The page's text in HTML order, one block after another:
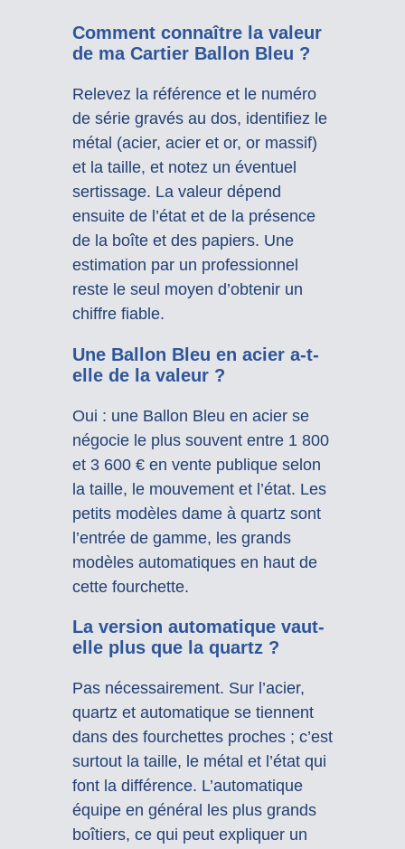
Comment connaître la valeur
de ma Cartier Ballon Bleu ?
Relevez la référence et le numéro
de série gravés au dos, identifiez le
métal (acier, acier et or, or massif)
et la taille, et notez un éventuel
sertissage. La valeur dépend
ensuite de l’état et de la présence
de la boîte et des papiers. Une
estimation par un professionnel
reste le seul moyen d’obtenir un
chiffre fiable.
Une Ballon Bleu en acier a-t-
elle de la valeur ?
Oui : une Ballon Bleu en acier se
négocie le plus souvent entre 1 800
et 3 600 € en vente publique selon
la taille, le mouvement et l’état. Les
petits modèles dame à quartz sont
l’entrée de gamme, les grands
modèles automatiques en haut de
cette fourchette.
La version automatique vaut-
elle plus que la quartz ?
Pas nécessairement. Sur l’acier,
quartz et automatique se tiennent
dans des fourchettes proches ; c’est
surtout la taille, le métal et l’état qui
font la différence. L’automatique
équipe en général les plus grands
boîtiers, ce qui peut expliquer un